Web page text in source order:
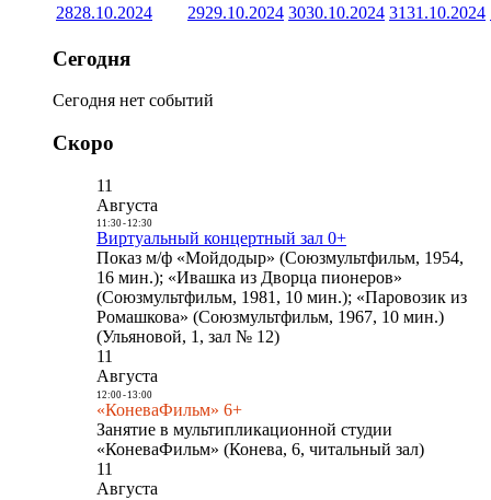
2828.10.2024 2929.10.2024 3030.10.2024 3131.10.2024
Сегодня
Сегодня нет событий
Скоро
11
Августа
11:30- 12:30
Виртуальный концертный зал 0+
Показ м/ф «Мойдодыр» (Союзмультфильм, 1954,
16 мин.); «Ивашка из Дворца пионеров»
(Союзмультфильм, 1981, 10 мин.); «Паровозик из
Ромашкова» (Союзмультфильм, 1967, 10 мин.)
(Ульяновой, 1, зал № 12)
11
Августа
12:00- 13:00
«КоневаФильм» 6+
Занятие в мультипликационной студии
«КоневаФильм» (Конева, 6, читальный зал)
11
Августа